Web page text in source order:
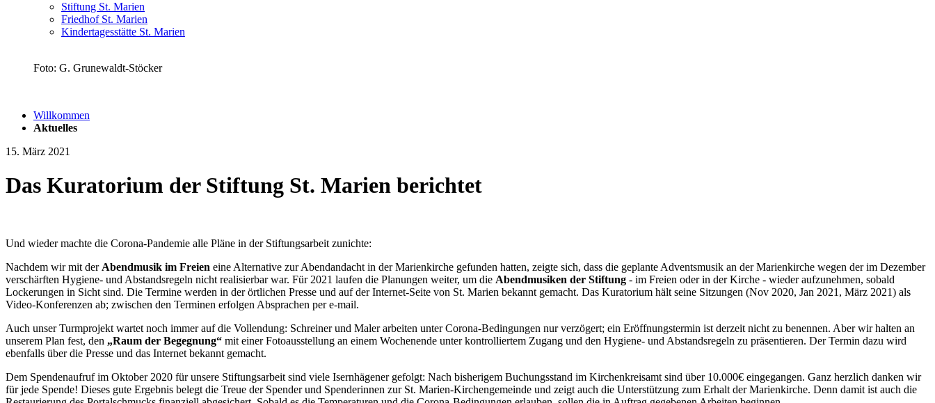
Stiftung St. Marien
Friedhof St. Marien
Kindertagesstätte St. Marien
Foto: G. Grunewaldt-Stöcker
Willkommen
Aktuelles
15. März 2021
Das Kuratorium der Stiftung St. Marien berichtet
Und wieder machte die Corona-Pandemie alle Pläne in der Stiftungsarbeit zunichte:
Nachdem wir mit der Abendmusik im Freien eine Alternative zur Abendandacht in der Marienkirche gefunden hatten, zeigte sich, dass die geplante Adventsmusik an der Marienkirche wegen der im Dezember
verschärften Hygiene- und Abstandsregeln nicht realisierbar war. Für 2021 laufen die Planungen weiter, um die Abendmusiken der Stiftung - im Freien oder in der Kirche - wieder aufzunehmen, sobald
Lockerungen in Sicht sind. Die Termine werden in der örtlichen Presse und auf der Internet-Seite von St. Marien bekannt gemacht. Das Kuratorium hält seine Sitzungen (Nov 2020, Jan 2021, März 2021) als
Video-Konferenzen ab; zwischen den Terminen erfolgen Absprachen per e-mail.
Auch unser Turmprojekt wartet noch immer auf die Vollendung: Schreiner und Maler arbeiten unter Corona-Bedingungen nur verzögert; ein Eröffnungstermin ist derzeit nicht zu benennen. Aber wir halten an
unserem Plan fest, den „Raum der Begegnung“ mit einer Fotoausstellung an einem Wochenende unter kontrolliertem Zugang und den Hygiene- und Abstandsregeln zu präsentieren. Der Termin dazu wird
ebenfalls über die Presse und das Internet bekannt gemacht.
Dem Spendenaufruf im Oktober 2020 für unsere Stiftungsarbeit sind viele Isernhägener gefolgt: Nach bisherigem Buchungsstand im Kirchenkreisamt sind über 10.000€ eingegangen. Ganz herzlich danken wir
für jede Spende! Dieses gute Ergebnis belegt die Treue der Spender und Spenderinnen zur St. Marien-Kirchengemeinde und zeigt auch die Unterstützung zum Erhalt der Marienkirche. Denn damit ist auch die